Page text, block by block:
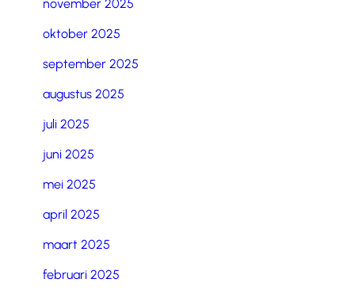
november 2025
oktober 2025
september 2025
augustus 2025
juli 2025
juni 2025
mei 2025
april 2025
maart 2025
februari 2025